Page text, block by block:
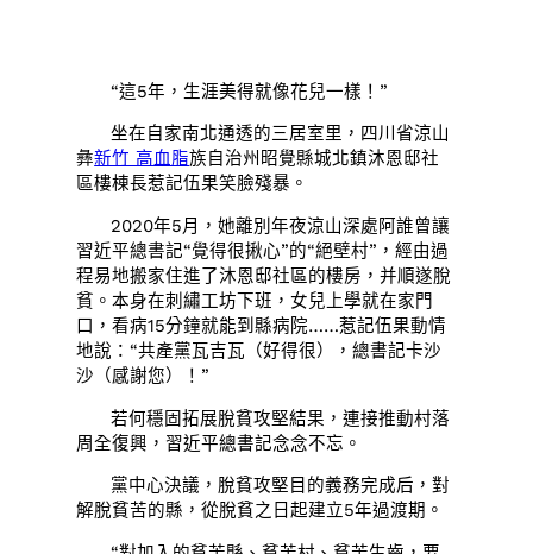
“這5年，生涯美得就像花兒一樣！”
坐在自家南北通透的三居室里，四川省涼山
彝新竹 高血脂族自治州昭覺縣城北鎮沐恩邸社
區樓棟長惹記伍果笑臉殘暴。
2020年5月，她離別年夜涼山深處阿誰曾讓
習近平總書記“覺得很揪心”的“絕壁村”，經由過
程易地搬家住進了沐恩邸社區的樓房，并順遂脫
貧。本身在刺繡工坊下班，女兒上學就在家門
口，看病15分鐘就能到縣病院……惹記伍果動情
地說：“共產黨瓦吉瓦（好得很），總書記卡沙
沙（感謝您）！”
若何穩固拓展脫貧攻堅結果，連接推動村落
周全復興，習近平總書記念念不忘。
黨中心決議，脫貧攻堅目的義務完成后，對
解脫貧苦的縣，從脫貧之日起建立5年過渡期。